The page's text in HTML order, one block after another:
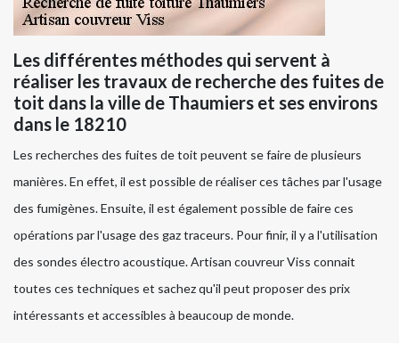
Les différentes méthodes qui servent à
réaliser les travaux de recherche des fuites de
toit dans la ville de Thaumiers et ses environs
dans le 18210
Les recherches des fuites de toit peuvent se faire de plusieurs
manières. En effet, il est possible de réaliser ces tâches par l'usage
des fumigènes. Ensuite, il est également possible de faire ces
opérations par l'usage des gaz traceurs. Pour finir, il y a l'utilisation
des sondes électro acoustique. Artisan couvreur Viss connait
toutes ces techniques et sachez qu'il peut proposer des prix
intéressants et accessibles à beaucoup de monde.